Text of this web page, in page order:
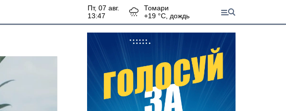
пт, 07 авг.
13:47
Томари
+19 °С, дождь